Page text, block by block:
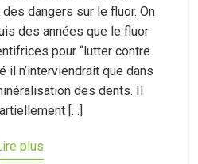
dangers sur le fluor. On
des années que le fluor
pour “lutter contre
il n’interviendrait que dans
des dents. Il
[…]
plus